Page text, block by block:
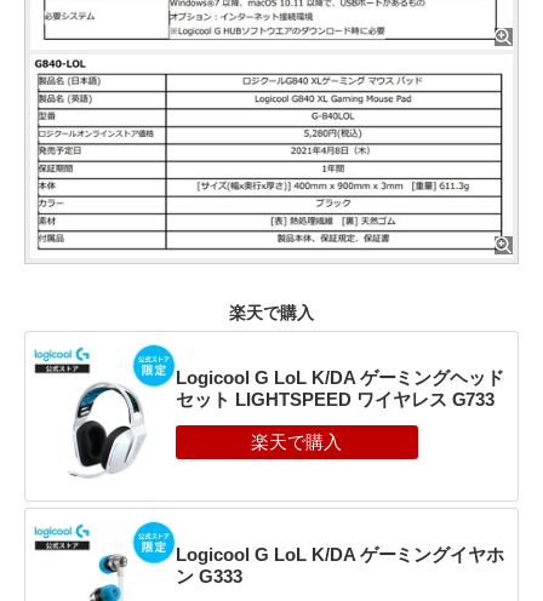
楽天で購入
Logicool G LoL K/DA ゲーミングヘッド
セット LIGHTSPEED ワイヤレス G733
Logicool G LoL K/DA ゲーミングイヤホ
ン G333